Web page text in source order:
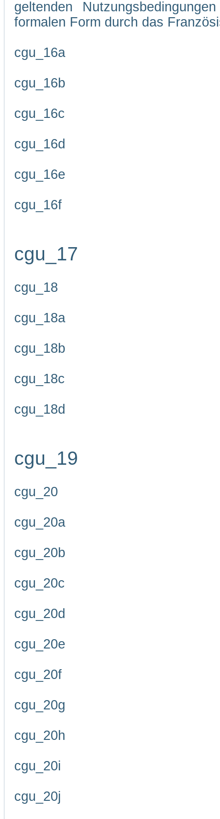
geltenden
formalen Form durch das
cgu_16a
cgu_16b
cgu_16c
cgu_16d
cgu_16e
cgu_16f
cgu_17
cgu_18
cgu_18a
cgu_18b
cgu_18c
cgu_18d
cgu_19
cgu_20
cgu_20a
cgu_20b
cgu_20c
cgu_20d
cgu_20e
cgu_20f
cgu_20g
cgu_20h
cgu_20i
cgu_20j